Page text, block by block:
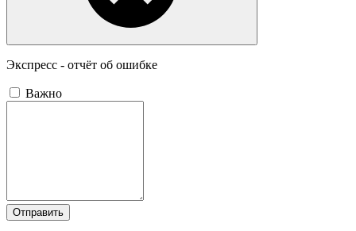
Экспресс - отчёт об ошибке
Важно
Отправить